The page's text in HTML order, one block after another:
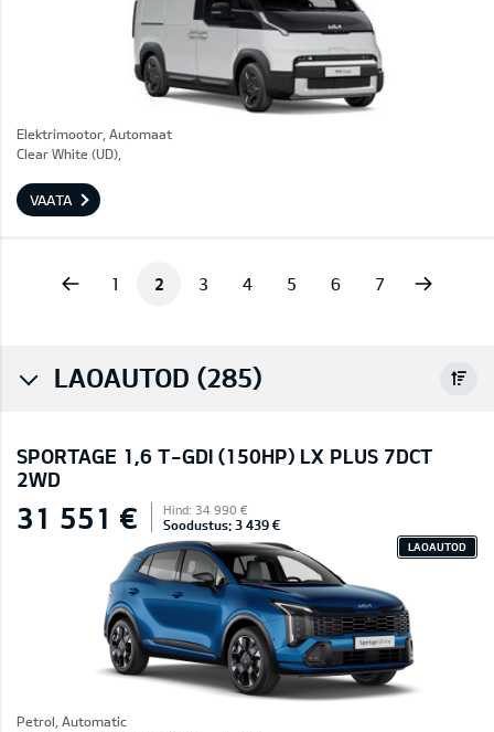
Elektrimootor, Automaat
Clear White (UD),
VAATA
1 2 3 4 5 6 7
LAOAUTOD (285)
SPORTAGE 1,6 T-GDI (150HP) LX PLUS 7DCT
2WD
31 551 € Hind: 34 990 €
Soodustus: 3 439 €
LAOAUTOD
Petrol, Automatic